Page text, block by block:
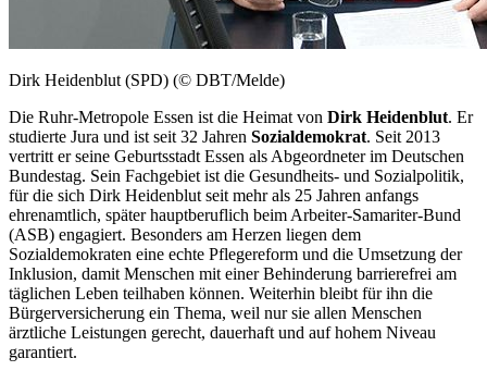
Dirk Heidenblut (SPD) (© DBT/Melde)
Die Ruhr-Metropole Essen ist die Heimat von Dirk Heidenblut. Er
studierte Jura und ist seit 32 Jahren Sozialdemokrat. Seit 2013
vertritt er seine Geburtsstadt Essen als Abgeordneter im Deutschen
Bundestag. Sein Fachgebiet ist die Gesundheits- und Sozialpolitik,
für die sich Dirk Heidenblut seit mehr als 25 Jahren anfangs
ehrenamtlich, später hauptberuflich beim Arbeiter-Samariter-Bund
(ASB) engagiert. Besonders am Herzen liegen dem
Sozialdemokraten eine echte Pflegereform und die Umsetzung der
Inklusion, damit Menschen mit einer Behinderung barrierefrei am
täglichen Leben teilhaben können. Weiterhin bleibt für ihn die
Bürgerversicherung ein Thema, weil nur sie allen Menschen
ärztliche Leistungen gerecht, dauerhaft und auf hohem Niveau
garantiert.